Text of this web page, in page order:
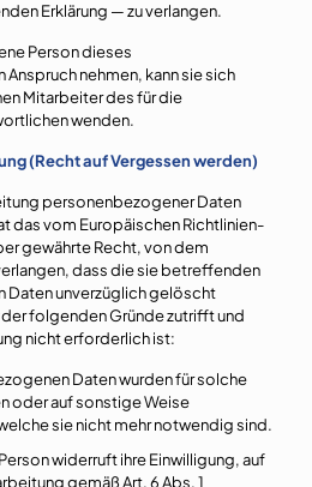
Erklärung — zu verlangen.
Person dieses
nehmen, kann sie sich
Mitarbeiter des für die
wenden.
(Recht auf Vergessen werden)
personenbezogener Daten
das vom Europäischen Richtlinien-
gewährte Recht, von dem
dass die sie betreffenden
Daten unverzüglich gelöscht
folgenden Gründe zutrifft und
nicht erforderlich ist:
Daten wurden für solche
oder auf sonstige Weise
sie nicht mehr notwendig sind.
widerruft ihre Einwilligung, auf
gemäß Art. 6 Abs. 1